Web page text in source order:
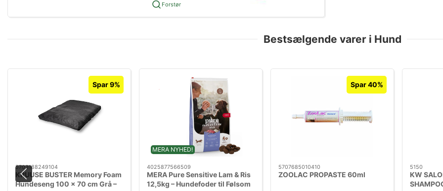
Forstør
Bestsælgende varer i Hund
Spar 9%
5703188249104
KRUUSE BUSTER Memory Foam
Hundeseng 100 x 70 cm Grå –
MERA NYHED!
4025877566509
MERA Pure Sensitive Lam & Ris
12,5kg – Hundefoder til Følsom
Spar 40%
5707685010410
ZOOLAC PROPASTE 60ml
5150
KW